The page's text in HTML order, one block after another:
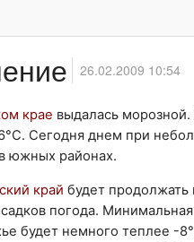
26.02.2009 10:54
крае выдалась
Сегодня днем при
южных районах.
край будет продолжать
погода.
будет немного теплее -